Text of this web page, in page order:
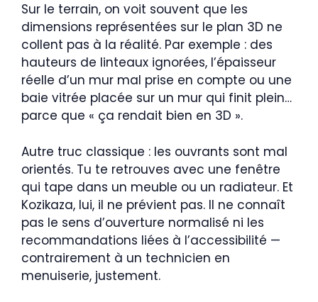
Sur le terrain, on voit souvent que les
dimensions représentées sur le plan 3D ne
collent pas à la réalité. Par exemple : des
hauteurs de linteaux ignorées, l’épaisseur
réelle d’un mur mal prise en compte ou une
baie vitrée placée sur un mur qui finit plein…
parce que « ça rendait bien en 3D ».
Autre truc classique : les ouvrants sont mal
orientés. Tu te retrouves avec une fenêtre
qui tape dans un meuble ou un radiateur. Et
Kozikaza, lui, il ne prévient pas. Il ne connaît
pas le sens d’ouverture normalisé ni les
recommandations liées à l’accessibilité —
contrairement à un technicien en
menuiserie, justement.